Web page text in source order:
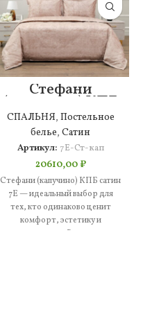
Стефани
(капучино) КПБ
сатин 7Е
СПАЛЬНЯ, Постельное
белье, Сатин
Артикул: 7Е-Ст-кап
20610,00₽
Стефани (капучино) КПБ сатин
7Е — идеальный выбор для
тех, кто одинаково ценит
комфорт, эстетику и
практичность. В составе —